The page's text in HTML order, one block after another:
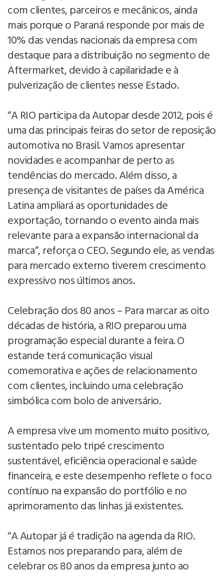
com clientes, parceiros e mecânicos, ainda
mais porque o Paraná responde por mais de
10% das vendas nacionais da empresa com
destaque para a distribuição no segmento de
Aftermarket, devido à capilaridade e à
pulverização de clientes nesse Estado.
“A RIO participa da Autopar desde 2012, pois é
uma das principais feiras do setor de reposição
automotiva no Brasil. Vamos apresentar
novidades e acompanhar de perto as
tendências do mercado. Além disso, a
presença de visitantes de países da América
Latina ampliará as oportunidades de
exportação, tornando o evento ainda mais
relevante para a expansão internacional da
marca”, reforça o CEO. Segundo ele, as vendas
para mercado externo tiverem crescimento
expressivo nos últimos anos.
Celebração dos 80 anos – Para marcar as oito
décadas de história, a RIO preparou uma
programação especial durante a feira. O
estande terá comunicação visual
comemorativa e ações de relacionamento
com clientes, incluindo uma celebração
simbólica com bolo de aniversário.
A empresa vive um momento muito positivo,
sustentado pelo tripé crescimento
sustentável, eficiência operacional e saúde
financeira, e este desempenho reflete o foco
contínuo na expansão do portfólio e no
aprimoramento das linhas já existentes.
“A Autopar já é tradição na agenda da RIO.
Estamos nos preparando para, além de
celebrar os 80 anos da empresa junto ao